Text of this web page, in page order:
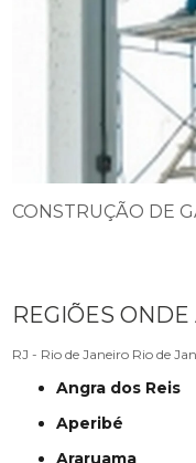
CONSTRUÇÃO DE
REGIÕES
RJ - Rio de Janeiro Rio de
Angra dos Reis
Aperibé
Araruama